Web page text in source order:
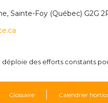
Sainte-Foy (Québec) G2G
des efforts constants
Glossaire Calendrier